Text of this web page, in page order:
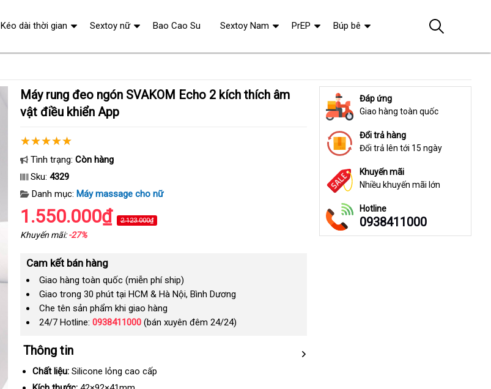
Máy rung đeo ngón SVAKOM Echo 2 kích thích âm
vật điều khiển App
Tình trạng: Còn hàng
Sku: 4329
Danh mục: Máy massage cho nữ
1.550.000₫ 2.123.000₫
Khuyến mãi:-27%
Cam kết bán hàng
Giao hàng toàn quốc (miễn phí ship)
Giao trong 30 phút tại HCM & Hà Nội, Bình Dương
Che tên sản phẩm khi giao hàng
24/7 Hotline: 0938411000(bán xuyên đêm 24/24)
Thông tin
Chất liệu:Silicone lỏng cao cấp
Đáp ứng
Giao hàng toàn quốc
Đổi trả hàng
Đổi trả lên tới 15 ngày
Khuyến mãi
Nhiều khuyến mãi lớn
Hotline
0938411000
Kéo dài thời gian Sextoy nữ Bao Cao Su Sextoy Nam PrEP Búp bê